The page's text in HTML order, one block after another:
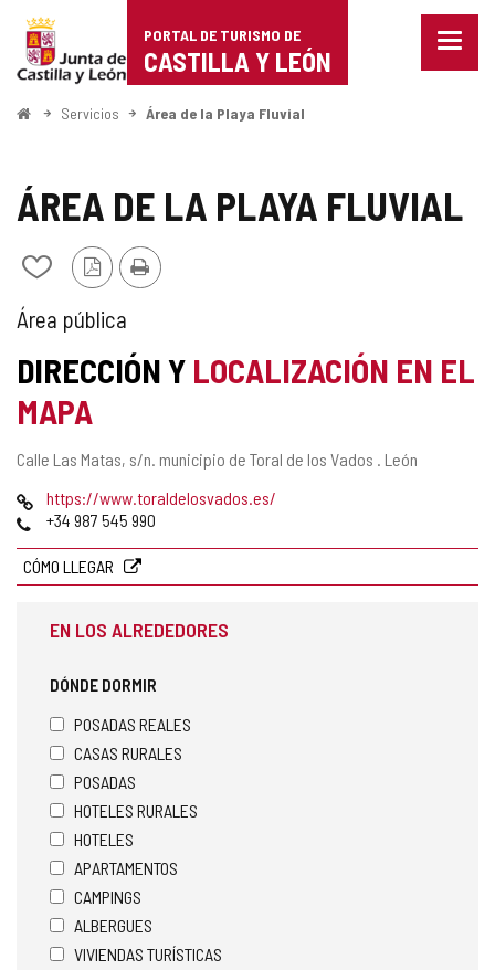
Portal
de
Turismo
Castilla
León
PORTAL DE TURISMO DE
CASTILLA Y LEÓN
Menu
InicioServicios Área de la Playa Fluvial
ÁREA DE LA PLAYA FLUVIAL
Añadir/quitar
cuadernos
Versión
PDF
Imprimir
TIPO
DE
ÁREA
DE
SERVICIO
Área pública
DIRECCIÓN Y LOCALIZACIÓN EN EL
MAPA
Dirección
Calle Las Matas, s/n. municipio de Toral de los Vados . León
Página
Web
https://www.toraldelosvados.es/
Teléfonos
+34 987 545 990
CÓMO LLEGAR
EN LOS ALREDEDORES
DÓNDE DORMIR
POSADAS REALES
CASAS RURALES
POSADAS
HOTELES RURALES
HOTELES
APARTAMENTOS
CAMPINGS
ALBERGUES
VIVIENDAS TURÍSTICAS